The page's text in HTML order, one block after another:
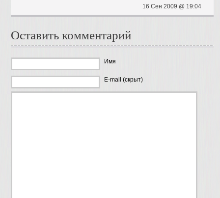
16 Сен 2009 @ 19:04
Оставить комментарий
Имя
E-mail (скрыт)